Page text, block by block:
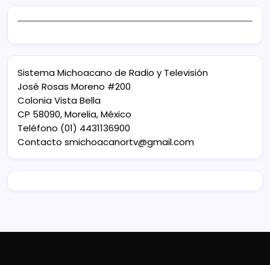
Sistema Michoacano de Radio y Televisión
José Rosas Moreno #200
Colonia Vista Bella
CP 58090, Morelia, México
Teléfono (01) 4431136900
Contacto smichoacanortv@gmail.com